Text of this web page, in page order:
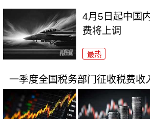
4月5日起中国
费将上调
最热
一季度全国税务部门征收税费收